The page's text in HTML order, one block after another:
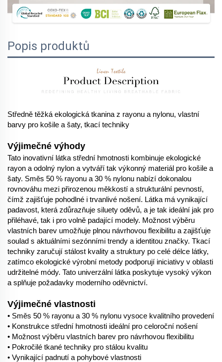
Popis produktů
Středně těžká ekologická tkanina z rayonu a nylonu, vlastní
barvy pro košile a šaty, tkací techniky
Výjimečné výhody
Tato inovativní látka střední hmotnosti kombinuje ekologické
rayon a odolný nylon a vytváří tak výkonný materiál pro košile a
šaty. Směs 50 % rayonu a 30 % nylonu nabízí dokonalou
rovnováhu mezi přirozenou měkkostí a strukturální pevností,
čímž zajišťuje pohodlné i trvanlivé nošení. Látka má vynikající
padavost, která zdůrazňuje siluety oděvů, a je tak ideální jak pro
přiléhavé, tak i pro volně padající modely. Možnost výběru
vlastních barev umožňuje plnou návrhovou flexibilitu a zajišťuje
soulad s aktuálními sezónními trendy a identitou značky. Tkací
techniky zaručují stálost kvality a struktury po celé délce látky,
zatímco ekologické výrobní metody podporují iniciativy v oblasti
udržitelné módy. Tato univerzální látka poskytuje vysoký výkon
a splňuje požadavky moderního oděvnictví.
Výjimečné vlastnosti
• Směs 50 % rayonu a 30 % nylonu vysoce kvalitního provedení
• Konstrukce střední hmotnosti ideální pro celoroční nošení
• Možnost výběru vlastních barev pro návrhovou flexibilitu
• Pokročilé tkané techniky pro stálou kvalitu
• Vynikající padnutí a pohybové vlastnosti